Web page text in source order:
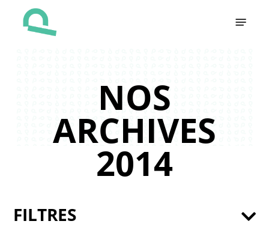
NOS
ARCHIVES
2014
FILTRES